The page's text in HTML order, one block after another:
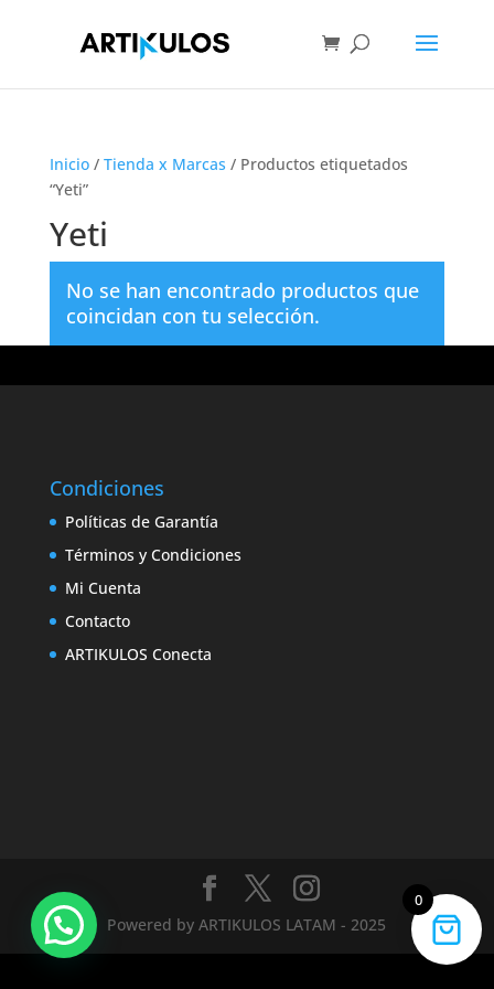
Inicio/ Tienda x Marcas / Productos etiquetados
“Yeti”
Yeti
No se han encontrado productos que
coincidan con tu selección.
Condiciones
Políticas de Garantía
Términos y Condiciones
Mi Cuenta
Contacto
ARTIKULOS Conecta
Powered by ARTIKULOS LATAM - 2025
0